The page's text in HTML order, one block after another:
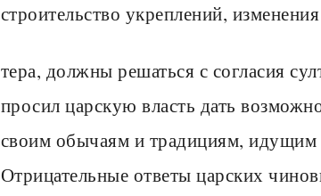
строительство укреплений,
тера, должны решаться с согласия
просил царскую власть дать
своим обычаям и традициям,
Отрицательные ответы царских